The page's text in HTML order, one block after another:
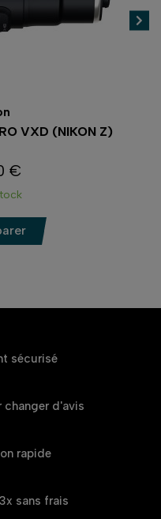
VXD (NIKON Z)
€
sécurisé
changer d'avis
rapide
sans frais